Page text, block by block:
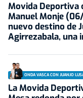
Movida Deportiva
Manuel Monje
nuevo destino de
Agirrezabala, una
ONDA VASCA CON JUANJO
La Movida